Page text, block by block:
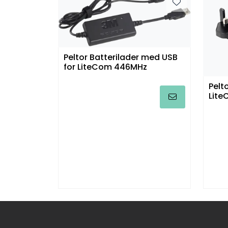
Peltor Batterilader med USB
for LiteCom 446MHz